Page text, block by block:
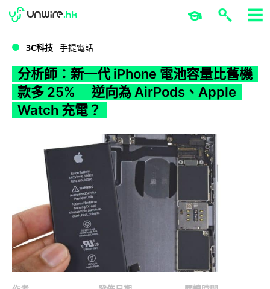
WWDC 2026 ERP 與商業 AI
3C科技 手提電話
分析師：新一代 iPhone 電池容量比舊機
款多 25% 逆向為 AirPods、Apple
Watch 充電？